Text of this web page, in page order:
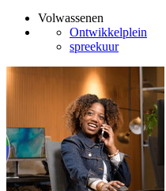
Volwassenen
Ontwikkelplein
spreekuur